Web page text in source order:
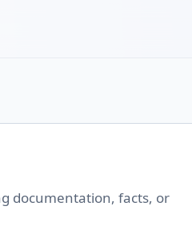
documentation, facts, or